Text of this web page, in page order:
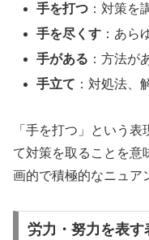
手を打つ ：対策を
手を尽くす ：あら
手がある ：方法が
手立て ：対処法、
「手を打つ」という
て対策を取ることを意
画的で積極的なニュア
労力・努力を表す